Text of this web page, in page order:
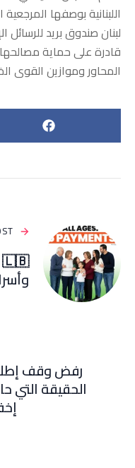
اللبنانية بوصفها
لبنان صندوق بريد للرسائل
قادرة على حماية
المحاور وموازين القوى
رفض وقف
الحقيقة التي